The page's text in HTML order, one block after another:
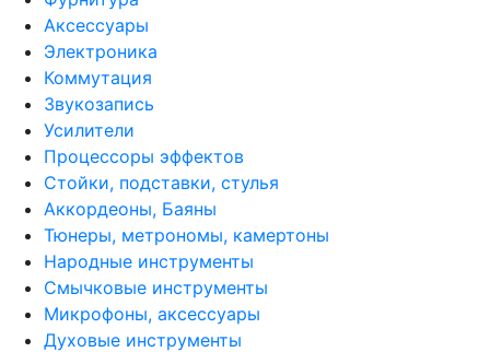
Аксессуары
Электроника
Коммутация
Звукозапись
Усилители
Процессоры эффектов
Стойки, подставки, стулья
Аккордеоны, Баяны
Тюнеры, метрономы, камертоны
Народные инструменты
Смычковые инструменты
Микрофоны, аксессуары
Духовые инструменты